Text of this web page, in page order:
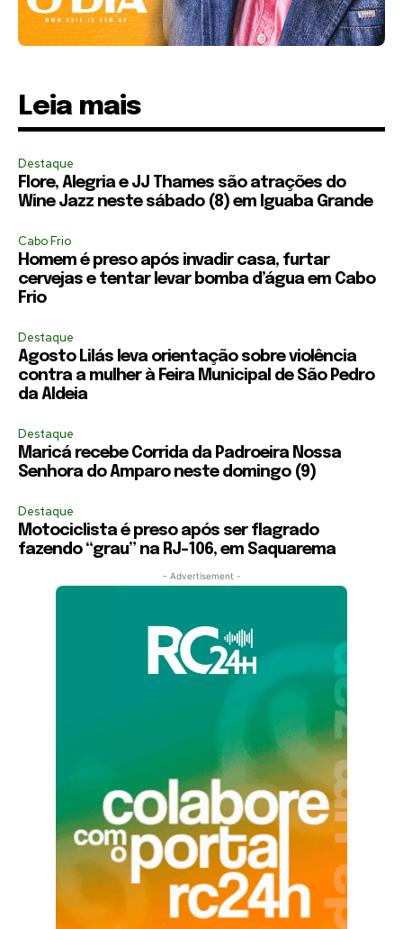
Leia mais
Destaque
Flore, Alegria e JJ Thames são atrações do
Wine Jazz neste sábado (8) em Iguaba Grande
Cabo Frio
Homem é preso após invadir casa, furtar
cervejas e tentar levar bomba d’água em Cabo
Frio
Destaque
Agosto Lilás leva orientação sobre violência
contra a mulher à Feira Municipal de São Pedro
da Aldeia
Destaque
Maricá recebe Corrida da Padroeira Nossa
Senhora do Amparo neste domingo (9)
Destaque
Motociclista é preso após ser flagrado
fazendo “grau” na RJ-106, em Saquarema
- Advertisement -